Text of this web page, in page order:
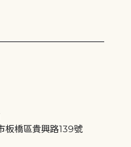
板橋區貴興路139號